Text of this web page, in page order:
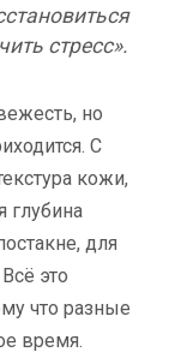
стресс».
но
С
кожи,
глубина
для
это
что разные
время.